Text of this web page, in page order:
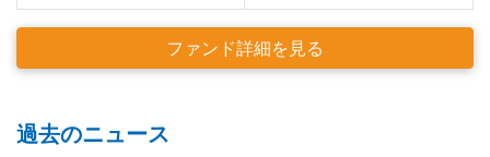
ファンド詳細を見る
過去のニュース